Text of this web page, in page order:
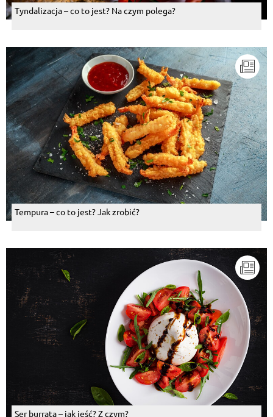
Tyndalizacja – co to jest? Na czym polega?
Tempura – co to jest? Jak zrobić?
Ser burrata – jak jeść? Z czym?